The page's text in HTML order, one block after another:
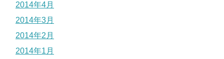
2014年4月
2014年3月
2014年2月
2014年1月